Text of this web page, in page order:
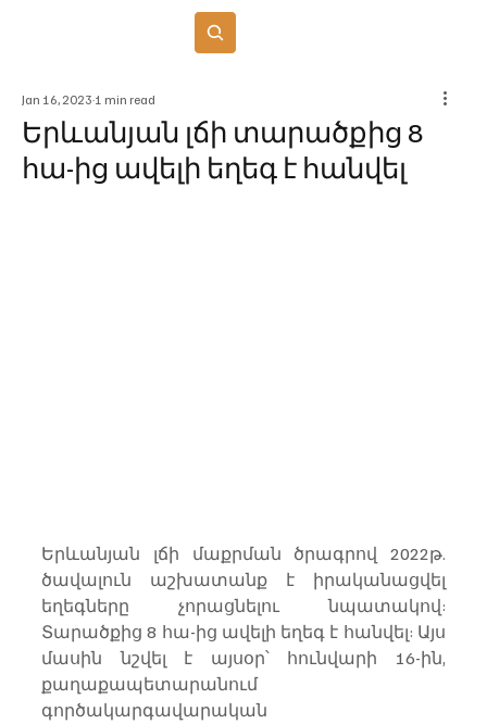
Երևանյան լճի տարածքից 8
հա-ից ավելի եղեգ է հանվել
Jan 16, 2023 1 min read
Երևանյան լճի մաքրման ծրագրով 2022թ.
ծավալուն աշխատանք է իրականացվել
եղեգները չորացնելու նպատակով:
Տարածքից 8 հա-ից ավելի եղեգ է հանվել: Այս
մասին նշվել է այսօր՝ հունվարի 16-ին,
քաղաքապետարանում
գործակարգավարական